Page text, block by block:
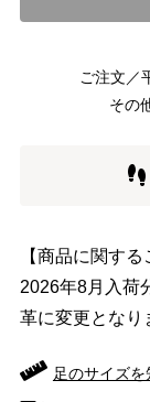
ご注文／
その
【商品に関する
2026年8月入荷
革に変更となり
足のサイズを